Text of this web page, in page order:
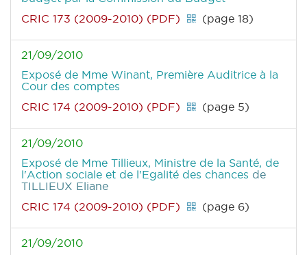
CRIC 173 (2009-2010) (PDF)
(page 18)
21/09/2010
Exposé de Mme Winant, Première Auditrice à la
Cour des comptes
CRIC 174 (2009-2010) (PDF)
(page 5)
21/09/2010
Exposé de Mme Tillieux, Ministre de la Santé, de
l'Action sociale et de l'Egalité des chances de
TILLIEUX Eliane
CRIC 174 (2009-2010) (PDF)
(page 6)
21/09/2010